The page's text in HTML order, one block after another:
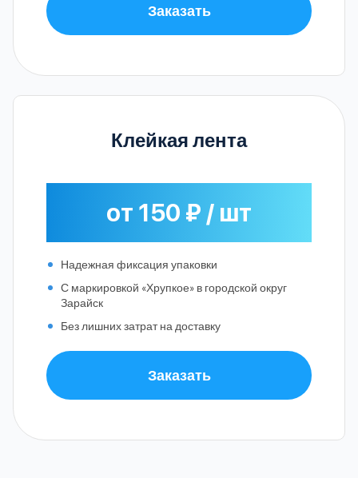
Заказать
Клейкая лента
от 150 ₽ / шт
Надежная фиксация упаковки
С маркировкой «Хрупкое» в городской округ
Зарайск
Без лишних затрат на доставку
Заказать